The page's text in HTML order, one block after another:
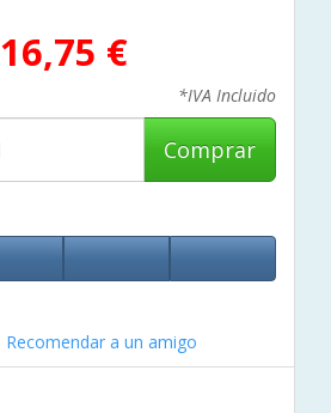
16,75 €
*IVA Incluido
Comprar
Recomendar a un amigo